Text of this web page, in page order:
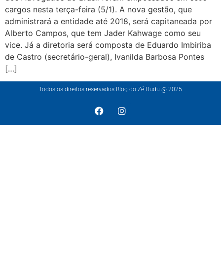
cargos nesta terça-feira (5/1). A nova gestão, que
administrará a entidade até 2018, será capitaneada por
Alberto Campos, que tem Jader Kahwage como seu
vice. Já a diretoria será composta de Eduardo Imbiriba
de Castro (secretário-geral), Ivanilda Barbosa Pontes
[…]
Todos os direitos reservados Blog do Zé Dudu @ 2025